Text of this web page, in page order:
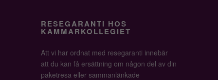
RESEGARANTI HOS
KAMMARKOLLEGIET
Att vi har ordnat med resegaranti innebär
att du kan få ersättning om någon del av din
paketresa eller sammanlänkade